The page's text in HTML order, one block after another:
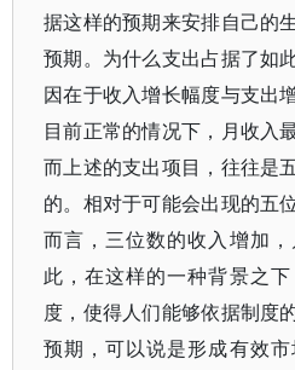
据这样的预期来安排自己的
预期。为什么支出占据了如
因在于收入增长幅度与支出
目前正常的情况下，月收入
而上述的支出项目，往往是
的。相对于可能会出现的五
而言，三位数的收入增加
此，在这样的一种背景之
度，使得人们能够依据制度
预期，可以说是形成有效